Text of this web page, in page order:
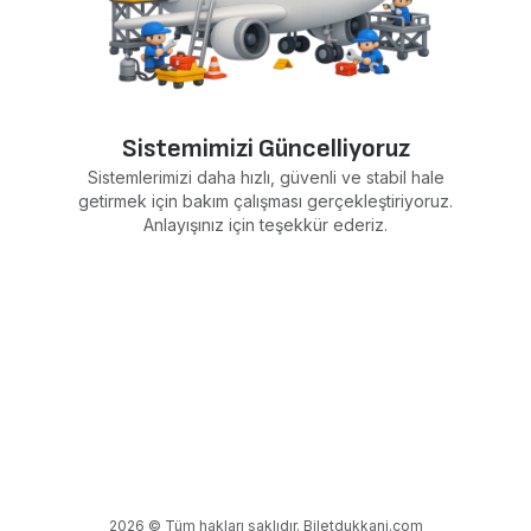
Sistemimizi Güncelliyoruz
Sistemlerimizi daha hızlı, güvenli ve stabil hale
getirmek için bakım çalışması gerçekleştiriyoruz.
Anlayışınız için teşekkür ederiz.
2026 © Tüm hakları saklıdır. Biletdukkani.com